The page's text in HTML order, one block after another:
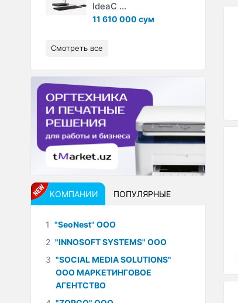
IdeaC ...
11 610 000 сум
Смотреть все
КОМПАНИИ ПОПУЛЯРНЫЕ
1 "SeoNest" ООО
2 "INNOSOFT SYSTEMS" ООО
3 "SOCIAL MEDIA SOLUTIONS"
ООО МАРКЕТИНГОВОЕ
АГЕНТСТВО